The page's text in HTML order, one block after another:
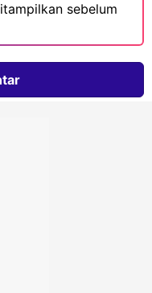
sebelum